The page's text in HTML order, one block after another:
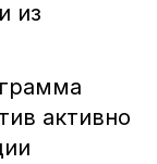
из
активно